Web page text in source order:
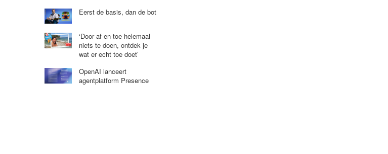
Eerst de basis, dan de bot
‘Door af en toe helemaal
niets te doen, ontdek je
wat er echt toe doet’
OpenAI lanceert
agentplatform Presence